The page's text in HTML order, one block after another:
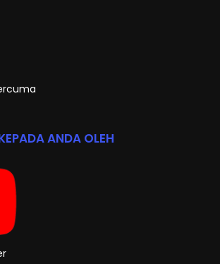
ANDA OLEH